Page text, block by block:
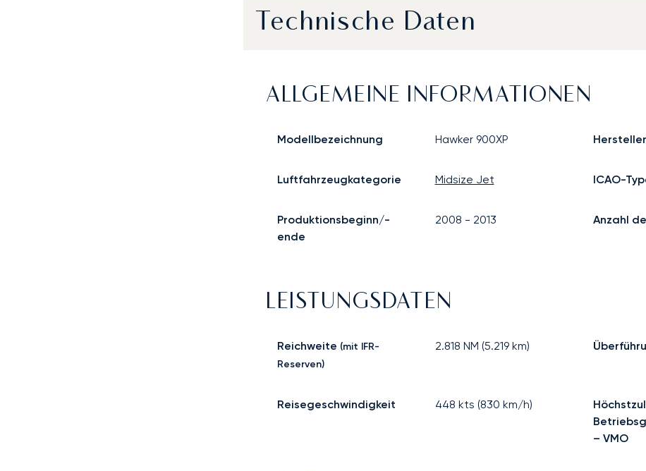
Technische Daten
ALLGEMEINE INFORMATIONEN
Modellbezeichnung Hawker 900XP Hersteller
Luftfahrzeugkategorie Midsize Jet ICAO-
Produktionsbeginn/-
ende
2008 - 2013 Anzahl
LEISTUNGSDATEN
Reichweite (mit IFR-
Reserven)
2.818 NM (5.219km)
Reisegeschwindigkeit 448 kts (830 km/h)
– VMO